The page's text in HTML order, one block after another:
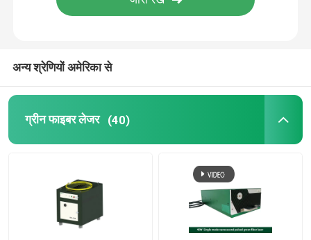
लेजर काटने की मशीन
अन्य श्रेणियों अमेरिका से
ग्रीन फाइबर लेजर (40)